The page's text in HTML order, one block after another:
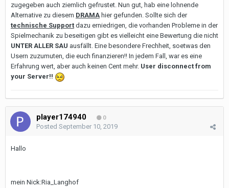
zugegeben auch ziemlich gefrustet. Nun gut, hab eine lohnende
Alternative zu diesem DRAMA hier gefunden. Sollte sich der
technische Support dazu erniedrigen, die vorhanden Probleme in der
Spielmechanik zu beseitigen gibt es vielleicht eine Bewertung die nicht
UNTER ALLER SAU ausfällt. Eine besondere Frechheit, soetwas den
Usern zuzumuten, die euch finanzieren!! In jedem Fall, war es eine
Erfahrung wert, aber auch keinen Cent mehr. User disconnect from
your Server!!
player174940 0
Posted September 10, 2019
Hallo
mein Nick:Ria_Langhof